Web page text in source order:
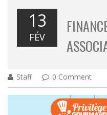
13
FÉV
Staff 0 Comment